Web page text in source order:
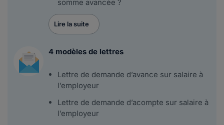
somme avancée ?
Lire la suite
4 modèles de lettres
Lettre de demande d’avance sur salaire à
l’employeur
Lettre de demande d’acompte sur salaire à
l’employeur